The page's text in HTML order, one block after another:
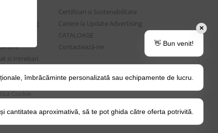
Advertising
si Intrebari
Tips&Tricks
Cookie
Certificari si Sustenabilitate
Cariere la Update Advertising
CATALOAGE
Contactează-ne
✕
👋 Bun venit!
îmbrăcăminte personalizată sau echipamente de lucru.
cantitatea aproximativă, să te pot ghida către oferta potrivită.